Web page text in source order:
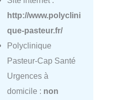
http://www.polyclini
que-pasteur.fr/
Polyclinique
Pasteur-Cap Santé
Urgences à
domicile : non